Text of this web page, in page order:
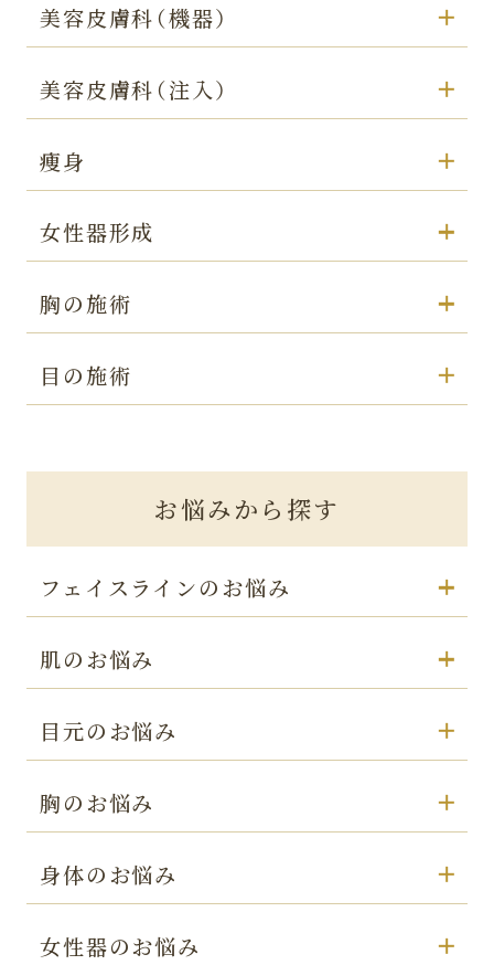
美容皮膚科（機器）
美容皮膚科（注入）
痩身
女性器形成
胸の施術
目の施術
お悩みから探す
フェイスラインのお悩み
肌のお悩み
目元のお悩み
胸のお悩み
身体のお悩み
女性器のお悩み